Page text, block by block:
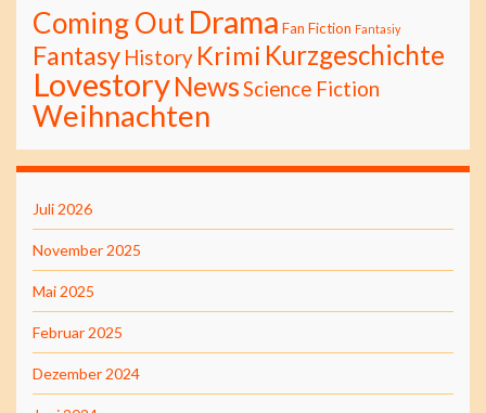
Coming OutDrama Fan Fiction Fantasiy
Fantasy History Krimi Kurzgeschichte
LovestoryNewsScience Fiction
Weihnachten
Juli 2026
November 2025
Mai 2025
Februar 2025
Dezember 2024